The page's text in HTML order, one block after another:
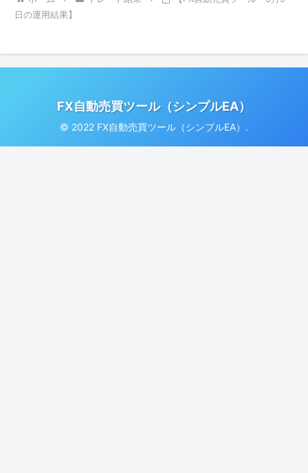
日の運用結果】
FX自動売買ツール（シンプルEA）
© 2022 FX自動売買ツール（シンプルEA）.